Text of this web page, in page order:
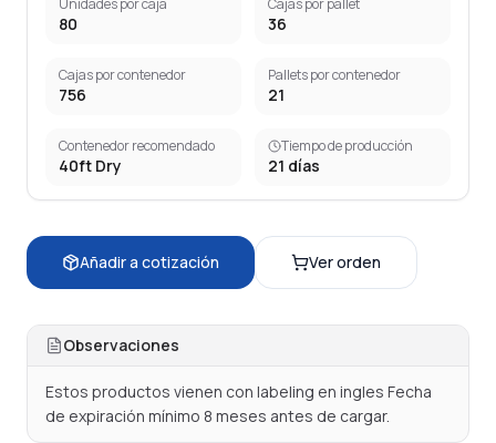
80 36
Cajas por contenedor
756
Pallets por contenedor
21
Contenedor recomendado
40ft Dry
Tiempo de producción
21 días
Añadir a cotización Ver orden
Observaciones
Estos productos vienen con labeling en ingles Fecha
de expiración mínimo 8 meses antes de cargar.